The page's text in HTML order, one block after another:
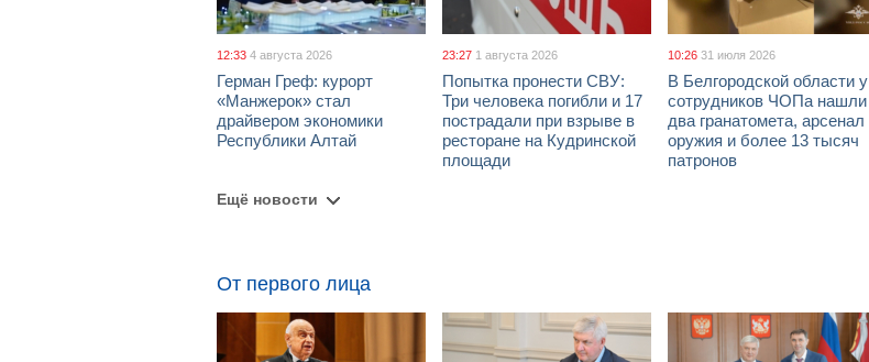
12:33 4 августа 2026
Герман Греф: курорт
«Манжерок» стал
драйвером экономики
Республики Алтай
23:27 1 августа 2026
Попытка пронести СВУ:
Три человека погибли и 17
пострадали при взрыве в
ресторане на Кудринской
площади
10:26 31 июля 2026
В Белгородской области у
сотрудников ЧОПа нашли
два гранатомета, арсенал
оружия и более 13 тысяч
патронов
Ещё новости
От первого лица